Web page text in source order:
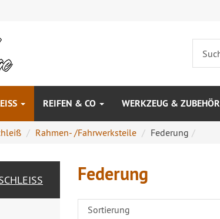
REIFEN & CO WERKZEUG & ZUBEHÖR
Rahmen- /Fahrwerksteile Federung
Federung